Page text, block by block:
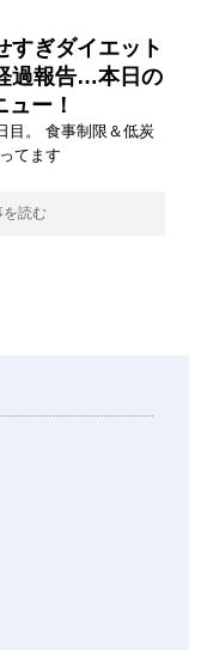
すぎダイエット
過報告…本日の
ー！
目。 食事制限＆低炭
てます
を読む